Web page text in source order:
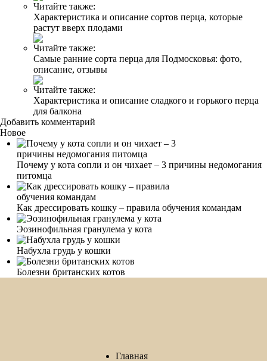
Читайте также:
Характеристика и описание сортов перца, которые
растут вверх плодами
Читайте также:
Самые ранние сорта перца для Подмосковья: фото,
описание, отзывы
Читайте также:
Характеристика и описание сладкого и горького перца
для балкона
Добавить комментарий
Новое
Почему у кота сопли и он чихает – 3 причины недомогания
питомца
Как дрессировать кошку – правила обучения командам
Эозинофильная гранулема у кота
Набухла грудь у кошки
Болезни британских котов
Главная